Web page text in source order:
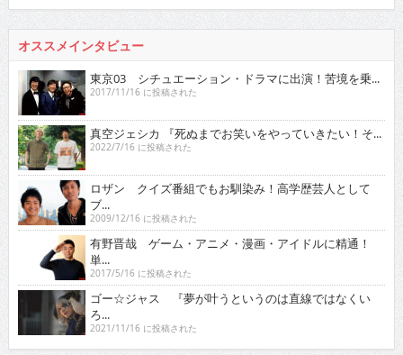
オススメインタビュー
東京03 シチュエーション・ドラマに出演！苦境を乗...
2017/11/16 に投稿された
真空ジェシカ 『死ぬまでお笑いをやっていきたい！そ...
2022/7/16 に投稿された
ロザン クイズ番組でもお馴染み！高学歴芸人として
ブ...
2009/12/16 に投稿された
有野晋哉 ゲーム・アニメ・漫画・アイドルに精通！
単...
2017/5/16 に投稿された
ゴー☆ジャス 『夢が叶うというのは直線ではなくい
ろ...
2021/11/16 に投稿された